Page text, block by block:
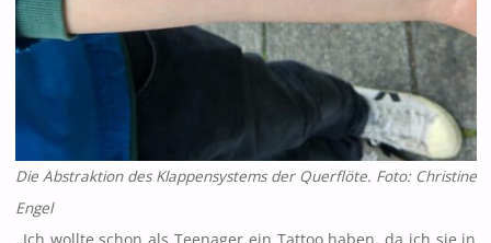
Die Abstraktion des Klappensystems der Querflöte. Foto: Christine
Engel